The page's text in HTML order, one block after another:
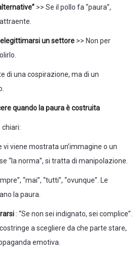
>> Se il pollo fa “paura”,
un settore >> Non per
di una cospirazione, ma di un
quando la paura è costruita
chiari:
vi viene mostrata un’immagine o un
“la norma”, si tratta di manipolazione.
“mai”, “tutti”, “ovunque”. Le
la paura.
: “Se non sei indignato, sei complice”.
a scegliere da che parte stare,
emotiva.